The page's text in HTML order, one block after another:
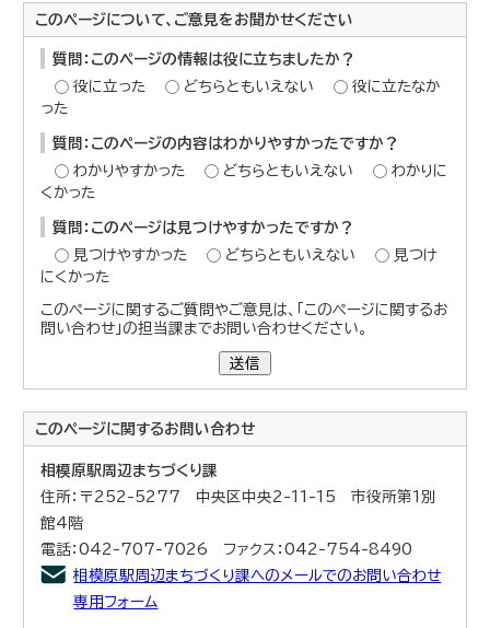
このページについて、ご意見をお聞かせください
質問：このページの情報は役に立ちましたか？
役に立った
どちらともいえない
役に立たなか
った
質問：このページの内容はわかりやすかったですか？
わかりやすかった
どちらともいえない
わかりに
くかった
質問：このページは見つけやすかったですか？
見つけやすかった
どちらともいえない
見つけ
にくかった
このページに関するご質問やご意見は、「このページに関するお
問い合わせ」の担当課までお問い合わせください。
送信
このページに関するお問い合わせ
相模原駅周辺まちづくり課
住所：〒252-5277 中央区中央2-11-15 市役所第1別
館4階
電話：042-707-7026 ファクス：042-754-8490
相模原駅周辺まちづくり課へのメールでのお問い合わせ
専用フォーム